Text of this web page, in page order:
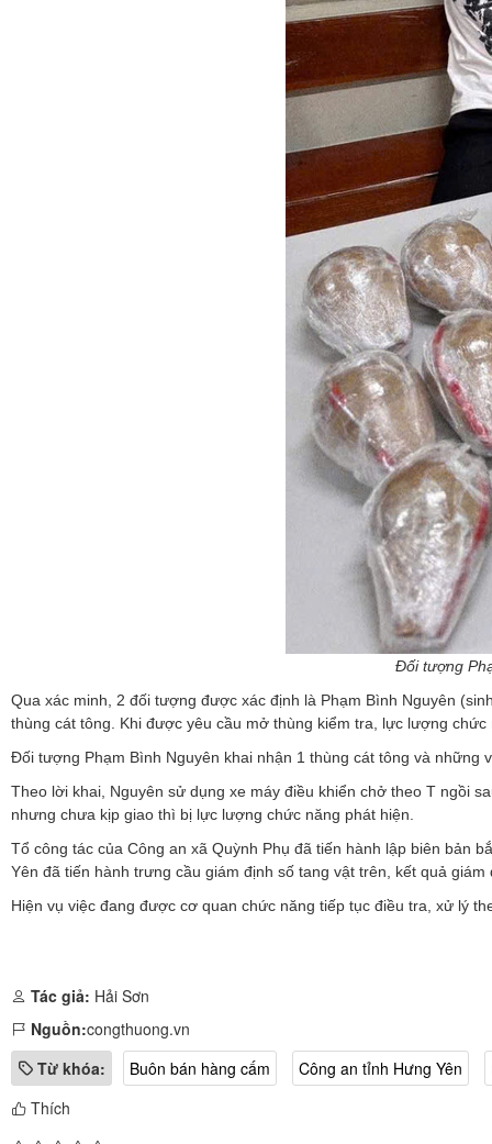
Đối tượng
Qua xác minh, 2 đối tượng được xác định là Phạm Bình Nguyên
thùng cát tông. Khi được yêu cầu mở thùng kiểm tra, lực lượng
Đối tượng Phạm Bình Nguyên khai nhận 1 thùng cát tông và
Theo lời khai, Nguyên sử dụng xe máy điều khiển chở theo T ngồi
nhưng chưa kịp giao thì bị lực lượng chức năng phát hiện.
Tổ công tác của Công an xã Quỳnh Phụ đã tiến hành lập biên bản
Yên đã tiến hành trưng cầu giám định số tang vật trên, kết quả
Hiện vụ việc đang được cơ quan chức năng tiếp tục điều tra, xử lý
Tác giả: Hải Sơn
Nguồn:congthuong.vn
Từ khóa:
Buôn bán hàng cấm Công an tỉnh Hưng Yên
Thích